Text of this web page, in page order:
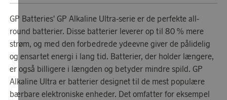
GP Batteries' GP Alkaline Ultra-serie er de perfekte all-
round batterier. Disse batterier leverer op til 80 % mere
strøm, og med den forbedrede ydeevne giver de pålidelig
og ensartet energi i lang tid. Batterier, der holder længere,
er også billigere i længden og betyder mindre spild. GP
Alkaline Ultra er batterier designet til de mest populære
bærbare elektroniske enheder. Det omfatter for eksempel